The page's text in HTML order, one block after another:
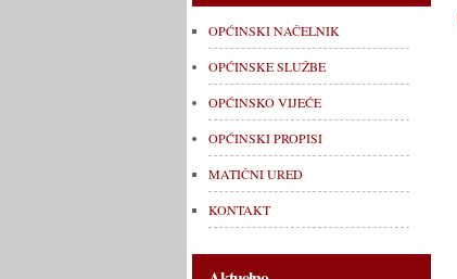
OPĆINSKI NAČELNIK
OPĆINSKE SLUŽBE
OPĆINSKO VIJEĆE
OPĆINSKI PROPISI
MATIČNI URED
KONTAKT